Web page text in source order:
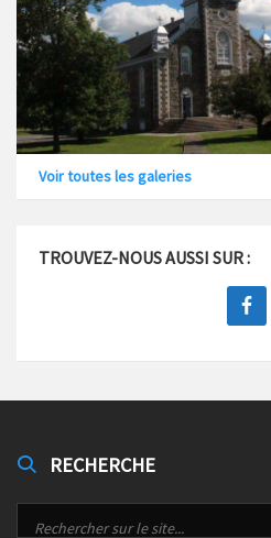
Voir toutes les galeries
TROUVEZ-NOUS AUSSI SUR :
RECHERCHE